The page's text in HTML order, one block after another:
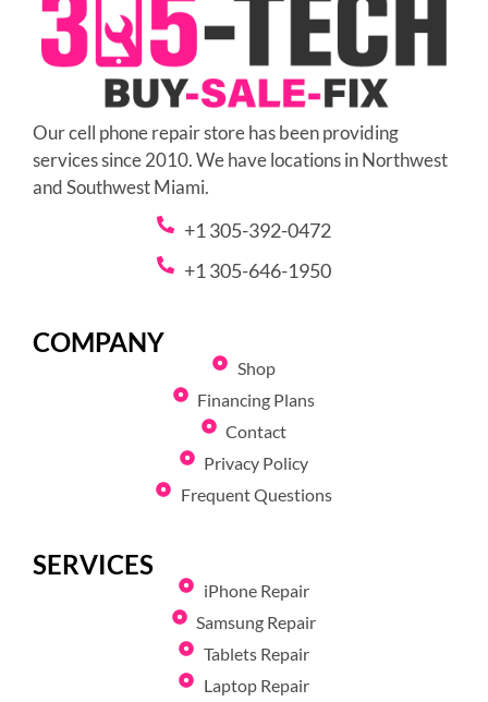
Our cell phone repair store has been providing
services since 2010. We have locations in Northwest
and Southwest Miami.
+1 305-392-0472
+1 305-646-1950
COMPANY
Shop
Financing Plans
Contact
Privacy Policy
Frequent Questions
SERVICES
iPhone Repair
Samsung Repair
Tablets Repair
Laptop Repair